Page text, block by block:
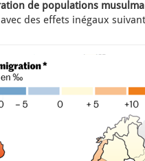
de populations
des effets inégaux